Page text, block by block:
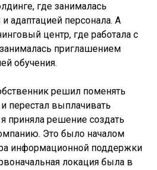
где занималась
адаптацией персонала. А
центр, где работала с
приглашением
обучения.
решил поменять
перестал выплачивать
приняла решение создать
Это было началом
информационной поддержки
локация была в